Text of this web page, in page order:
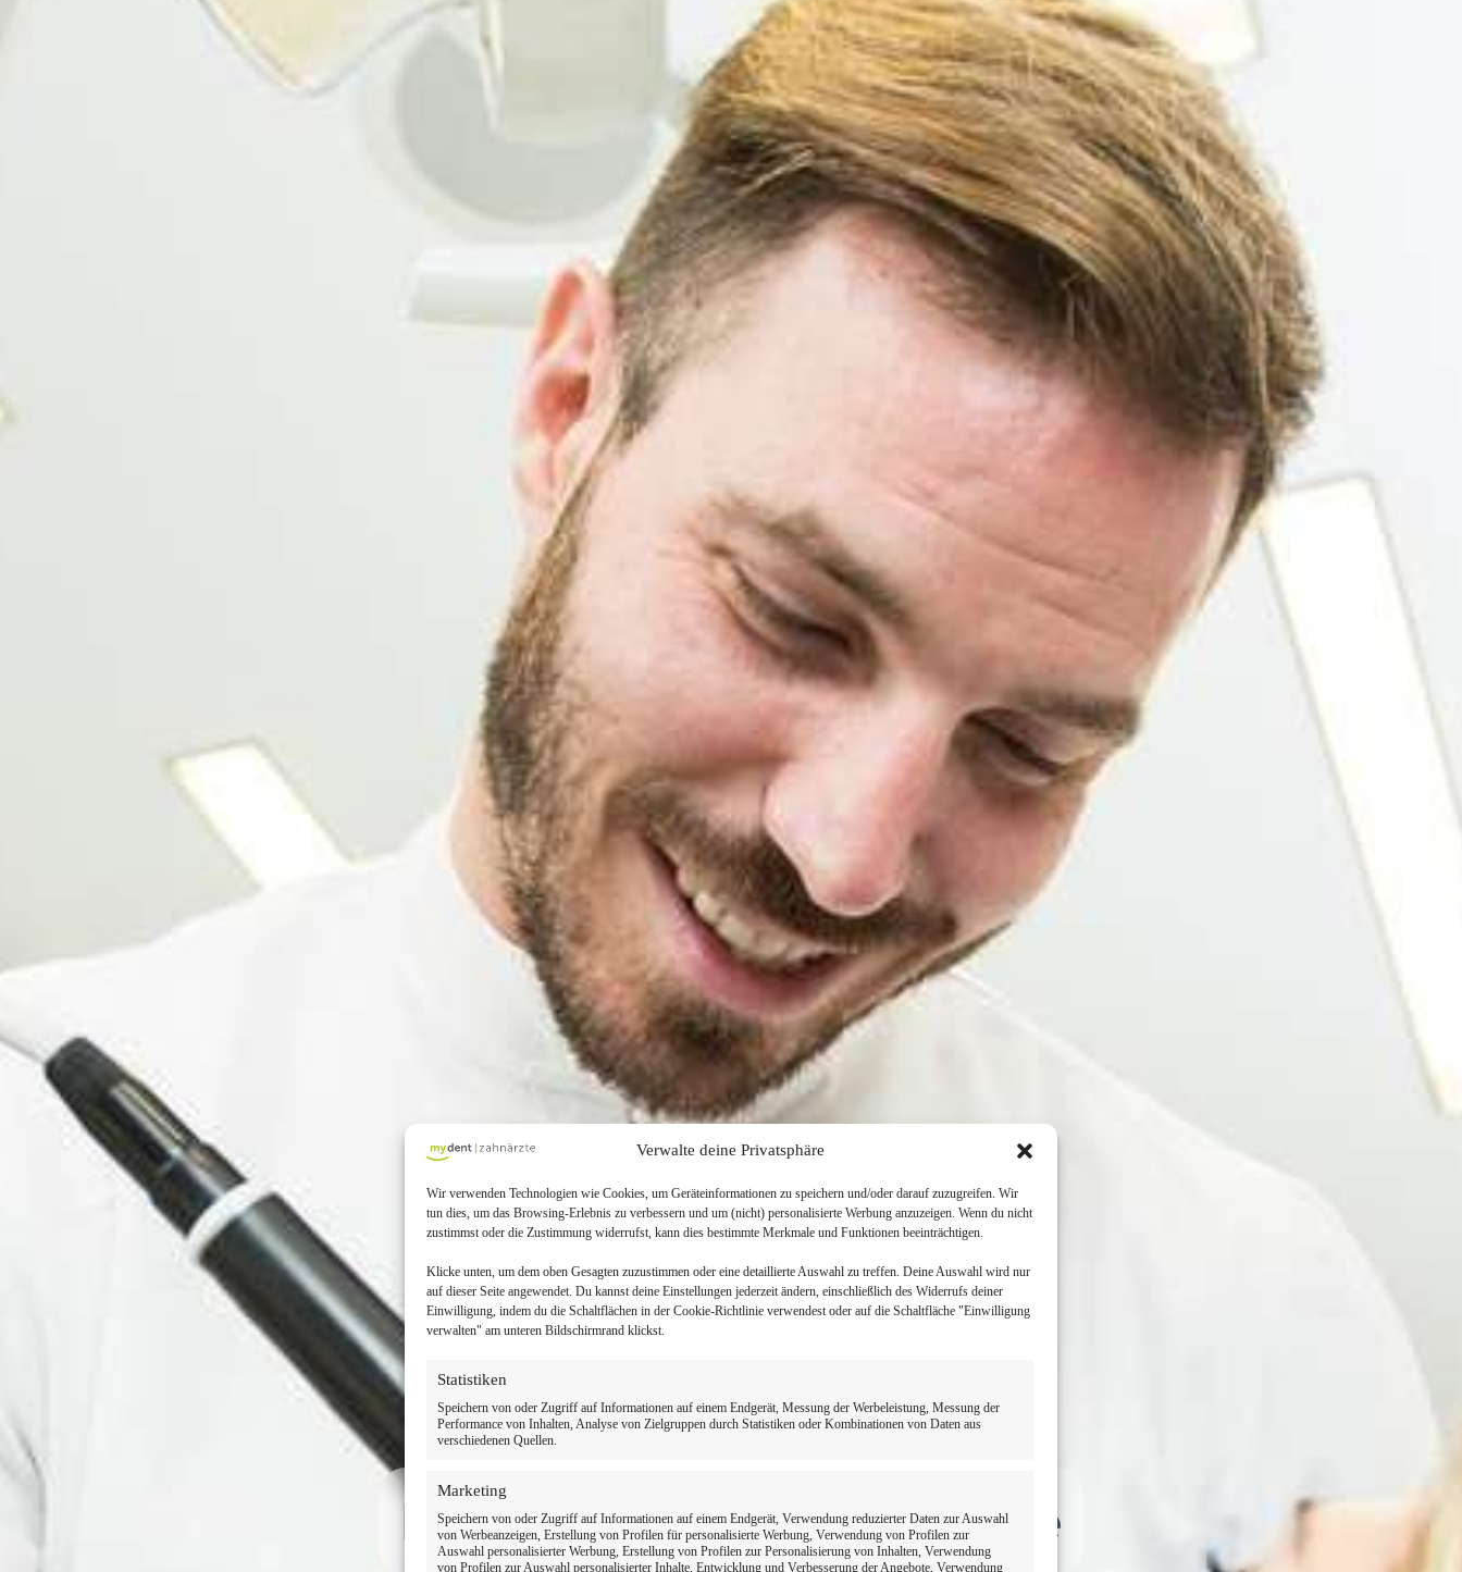
Verwalte deine Privatsphäre
Wir verwenden Technologien wie Cookies, um Geräteinformationen zu speichern und/oder darauf zuzugreifen. Wir
tun dies, um das Browsing-Erlebnis zu verbessern und um (nicht) personalisierte Werbung anzuzeigen. Wenn du nicht
zustimmst oder die Zustimmung widerrufst, kann dies bestimmte Merkmale und Funktionen beeinträchtigen.
Klicke unten, um dem oben Gesagten zuzustimmen oder eine detaillierte Auswahl zu treffen. Deine Auswahl wird nur
auf dieser Seite angewendet. Du kannst deine Einstellungen jederzeit ändern, einschließlich des Widerrufs deiner
Einwilligung, indem du die Schaltflächen in der Cookie-Richtlinie verwendest oder auf die Schaltfläche "Einwilligung
verwalten" am unteren Bildschirmrand klickst.
Statistiken
Speichern von oder Zugriff auf Informationen auf einem Endgerät, Messung der Werbeleistung, Messung der
Performance von Inhalten, Analyse von Zielgruppen durch Statistiken oder Kombinationen von Daten aus
verschiedenen Quellen.
Marketing
Speichern von oder Zugriff auf Informationen auf einem Endgerät, Verwendung reduzierter Daten zur Auswahl
von Werbeanzeigen, Erstellung von Profilen für personalisierte Werbung, Verwendung von Profilen zur
Auswahl personalisierter Werbung, Erstellung von Profilen zur Personalisierung von Inhalten, Verwendung
von Profilen zur Auswahl personalisierter Inhalte, Entwicklung und Verbesserung der Angebote, Verwendung
Ihr Zahnarzt in Ihrer Nähe